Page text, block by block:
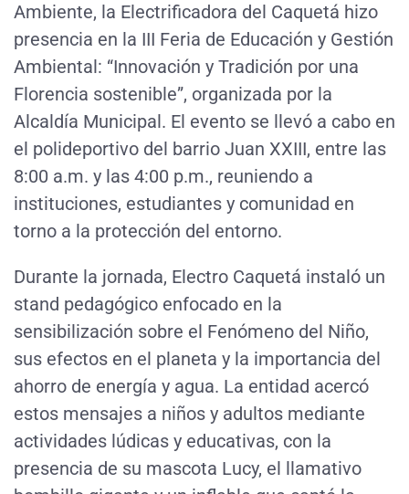
Ambiente, la Electrificadora del Caquetá hizo
presencia en la III Feria de Educación y Gestión
Ambiental: “Innovación y Tradición por una
Florencia sostenible”, organizada por la
Alcaldía Municipal. El evento se llevó a cabo en
el polideportivo del barrio Juan XXIII, entre las
8:00 a.m. y las 4:00 p.m., reuniendo a
instituciones, estudiantes y comunidad en
torno a la protección del entorno.
Durante la jornada, Electro Caquetá instaló un
stand pedagógico enfocado en la
sensibilización sobre el Fenómeno del Niño,
sus efectos en el planeta y la importancia del
ahorro de energía y agua. La entidad acercó
estos mensajes a niños y adultos mediante
actividades lúdicas y educativas, con la
presencia de su mascota Lucy, el llamativo